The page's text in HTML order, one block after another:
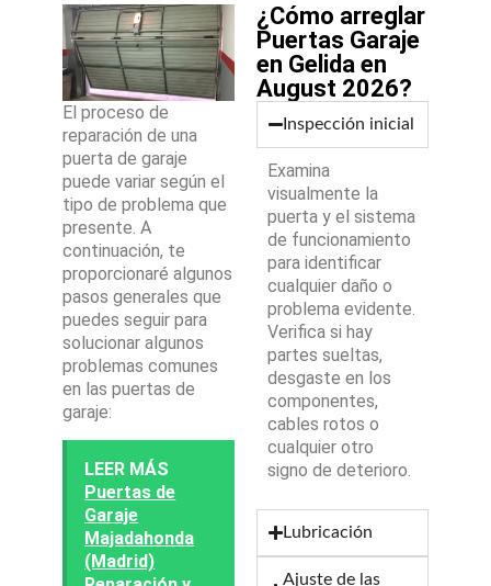
El proceso de
reparación de una
puerta de garaje
puede variar según el
tipo de problema que
presente. A
continuación, te
proporcionaré algunos
pasos generales que
puedes seguir para
solucionar algunos
problemas comunes
en las puertas de
garaje:
LEER MÁS
Puertas de
Garaje
Majadahonda
(Madrid)
¿Cómo arreglar
Puertas Garaje
en Gelida en
August 2026?
Inspección inicial
Examina
visualmente la
puerta y el sistema
de funcionamiento
para identificar
cualquier daño o
problema evidente.
Verifica si hay
partes sueltas,
desgaste en los
componentes,
cables rotos o
cualquier otro
signo de deterioro.
Lubricación
Ajuste de las